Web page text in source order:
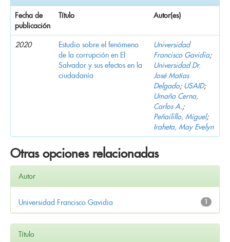
Fecha de
publicación
Título Autor(es)
2020
Estudio sobre el fenómeno
de la corrupción en El
Salvador y sus efectos en la
ciudadanía
Universidad
Francisco Gavidia;
Universidad Dr.
José Matías
Delgado; USAID;
Umaña Cerna,
Carlos A.;
Peñailillo, Miguel;
Iraheta, May Evelyn
Otras opciones relacionadas
Autor
1
Universidad Francisco Gavidia
Título